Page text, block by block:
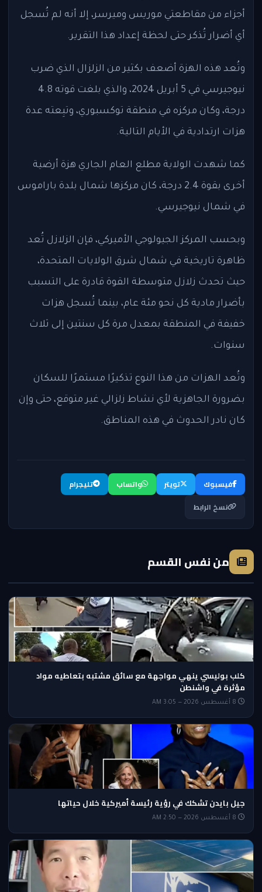
أجزاء من مقاطعتي موريس وميرسر، إلا أنه لم تُسجل
أي أضرار تُذكر حتى لحظة إعداد هذا التقرير.
وتُعد هذه الهزة أضعف بكثير من الزلزال الذي ضرب
نيوجيرسي في 5 أبريل 2024، والذي بلغت قوته 4.8
درجة، وكان مركزه في منطقة توكسبوري، وتبِعته عدة
هزات ارتدادية في الأيام التالية.
كما شهدت الولاية مطلع العام الجاري هزة أرضية
أخرى بقوة 2.4 درجة، كان مركزها شمال بلدة باراموس
في شمال نيوجيرسي.
وبحسب المركز الجيولوجي الأميركي، فإن الزلازل تُعد
ظاهرة تاريخية في شمال شرق الولايات المتحدة،
حيث تحدث زلازل متوسطة القوة قادرة على التسبب
بأضرار مادية كل نحو مئة عام، بينما تُسجل هزات
خفيفة في المنطقة بمعدل مرة كل سنتين إلى ثلاث
سنوات.
وتُعد الهزات من هذا النوع تذكيرًا مستمرًا للسكان
بضرورة الجاهزية لأي نشاط زلزالي غير متوقع، حتى وإن
كان نادر الحدوث في هذه المناطق.
فيسبوك تويتر واتساب
تليجرام
نسخ الرابط
من نفس القسم
كلب بوليسي ينهي مواجهة مع سائق مشتبه بتعاطيه مواد
مؤثرة في واشنطن
جيل بايدن تشكك في رؤية رئيسة أميركية خلال حياتها